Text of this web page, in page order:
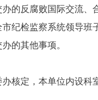
的反腐败国际交流、
市纪检监察系统领导
的其他事项。
办核定，本单位内设